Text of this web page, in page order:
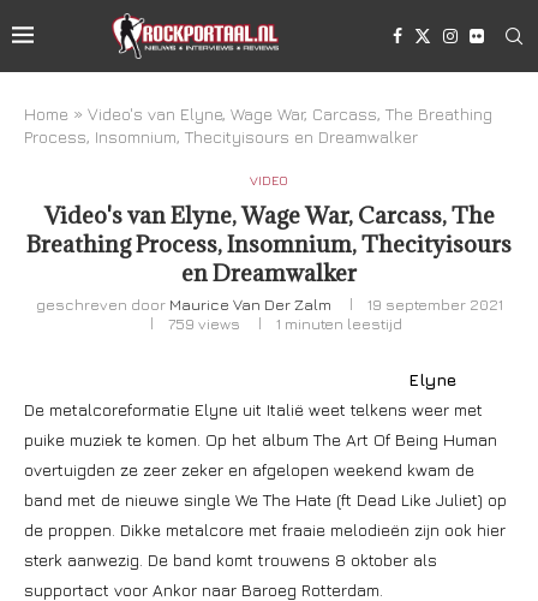
Home » Video's van Elyne, Wage War, Carcass, The Breathing
Process, Insomnium, Thecityisours en Dreamwalker
VIDEO
Video's van Elyne, Wage War, Carcass, The
Breathing Process, Insomnium, Thecityisours
en Dreamwalker
geschreven door Maurice Van Der Zalm
19 september 2021
759 views 1 minuten leestijd
Elyne
De metalcoreformatie Elyne uit Italië weet telkens weer met
puike muziek te komen. Op het album The Art Of Being Human
overtuigden ze zeer zeker en afgelopen weekend kwam de
band met de nieuwe single We The Hate (ft Dead Like Juliet) op
de proppen. Dikke metalcore met fraaie melodieën zijn ook hier
sterk aanwezig. De band komt trouwens 8 oktober als
supportact voor Ankor naar Baroeg Rotterdam.